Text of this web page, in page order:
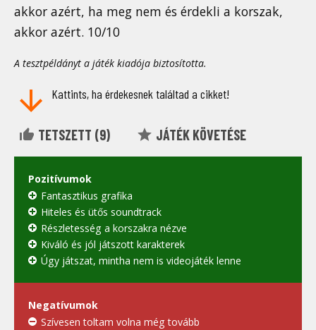
akkor azért, ha meg nem és érdekli a korszak,
akkor azért. 10/10
A tesztpéldányt a játék kiadója biztosította.
Kattints, ha érdekesnek találtad a cikket!
TETSZETT (9) JÁTÉK KÖVETÉSE
Pozitívumok
Fantasztikus grafika
Hiteles és ütős soundtrack
Részletesség a korszakra nézve
Kiváló és jól játszott karakterek
Úgy játszat, mintha nem is videojáték lenne
Negatívumok
Szívesen toltam volna még tovább